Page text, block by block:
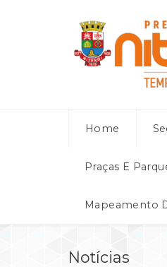
Home
Praças E
Mapeamento
Notícias